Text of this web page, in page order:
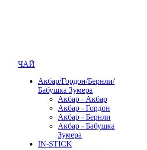
ЧАЙ
Акбар/Гордон/Бернли/
Бабушка Зумера
Акбар - Акбар
Акбар - Гордон
Акбар - Бернли
Акбар - Бабушка
Зумера
IN-STICK